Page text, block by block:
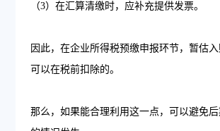
（3）在汇算清缴时，应补充提供发票。
因此，在企业所得税预缴申报环节，暂估
可以在税前扣除的。
那么，如果能合理利用这一点，可以避免